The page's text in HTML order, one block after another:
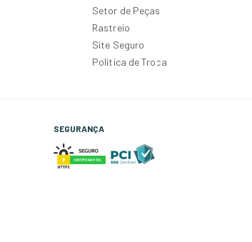
Setor de Peças
Rastreio
Site Seguro
Política de Troca
SEGURANÇA